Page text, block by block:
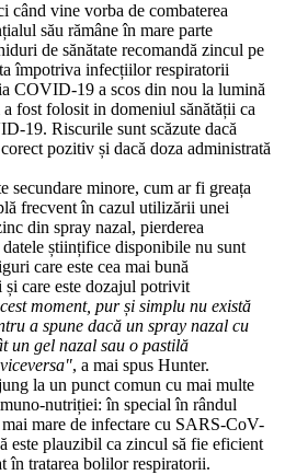
când vine vorba de combaterea
său rămâne în mare parte
de sănătate recomandă zincul pe
împotriva infecțiilor respiratorii
COVID-19 a scos din nou la lumină
fost folosit in domeniul sănătății ca
19. Riscurile sunt scăzute dacă
pozitiv și dacă doza administrată
secundare minore, cum ar fi greața
frecvent în cazul utilizării unei
din spray nazal, pierderea
științifice disponibile nu sunt
care este cea mai bună
care este dozajul potrivit
moment, pur și simplu nu există
a spune dacă un spray nazal cu
un gel nazal sau o pastilă
, a mai spus Hunter.
la un punct comun cu mai multe
nutriției: în special în rândul
mare de infectare cu SARS-CoV-
este plauzibil ca zincul să fie eficient
în tratarea bolilor respiratorii.